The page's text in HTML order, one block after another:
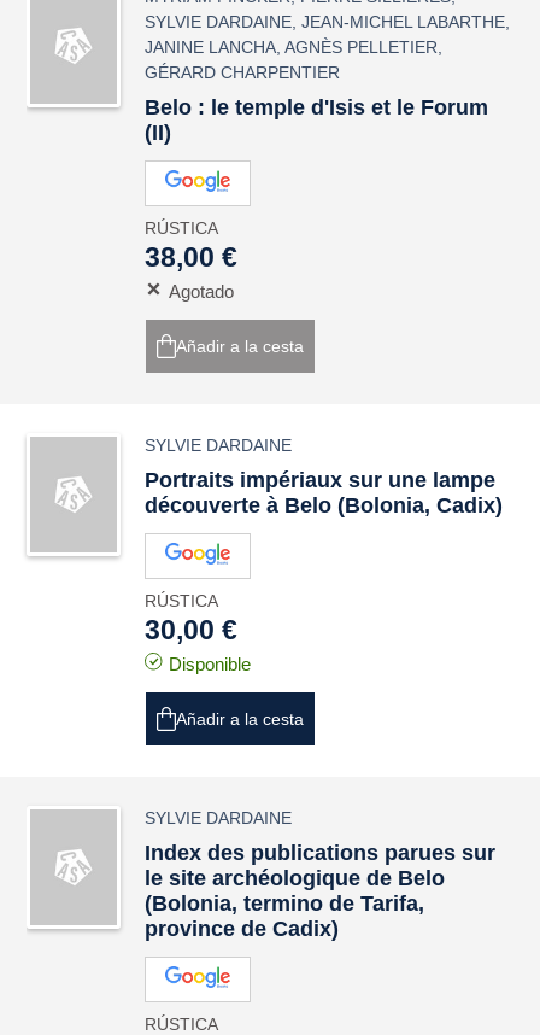
SYLVIE DARDAINE ,JEAN-MICHEL LABARTHE
JANINE LANCHA ,AGNÈS PELLETIER
GÉRARD CHARPENTIER
Belo : le temple d'Isis et le Forum
(II)
RÚSTICA
38,00 €
Agotado
Añadir a la cesta
SYLVIE DARDAINE
Portraits impériaux sur une lampe
découverte à Belo (Bolonia, Cadix)
RÚSTICA
30,00 €
Disponible
Añadir a la cesta
SYLVIE DARDAINE
Index des publications parues sur
le site archéologique de Belo
(Bolonia, termino de Tarifa,
province de Cadix)
RÚSTICA